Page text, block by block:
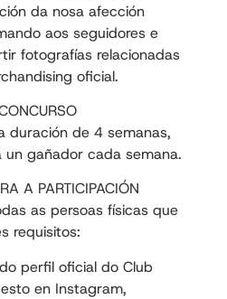
da nosa afección
aos seguidores e
fotografías relacionadas
oficial.
duración de 4 semanas,
un gañador cada semana.
A PARTICIPACIÓN
as persoas físicas que
requisitos:
perfil oficial do Club
en Instagram,